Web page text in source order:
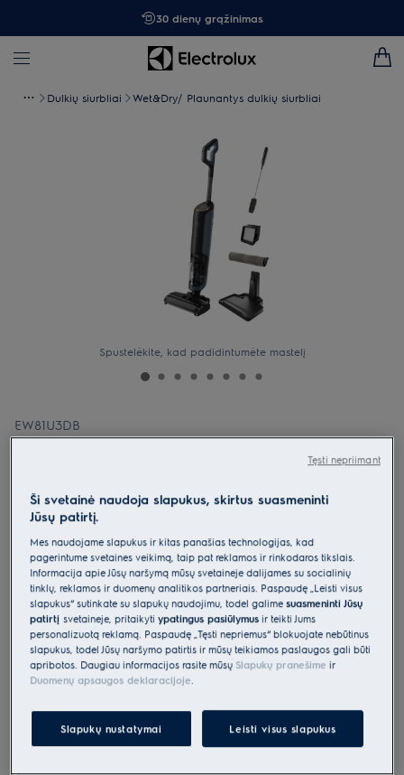
30 dienų grąžinimas
Dulkių siurbliai Wet&Dry/ Plaunantys dulkių siurbliai
Spustelėkite, kad padidintumėte mastelį
EW81U3DB
800 serijos belaidis dulkių siurblys
0 (0)
Pagrindiniai privalumai
išvalyti.
Automatiškai aptinka nešvarumus ir sureguliuoja nustatymus
Lengvai išvalykite išsiliejusius skysčius, tokius kaip, kečupą ar kavą
2023/988 pateikiami vartotojo vadove. Norėdami saugiai
Parinktys, kad pirkimo procesas būtų dar lengvesnis
Ši svetainė naudoja slapukus, skirtus suasmeninti
Jūsų patirtį.
Mes naudojame slapukus ir kitas panašias technologijas, kad
pagerintume svetainės veikimą, taip pat reklamos ir rinkodaros tikslais.
Informacija apie Jūsų naršymą mūsų svetainėje dalijamės su socialinių
tinklų, reklamos ir duomenų analitikos partneriais. Paspaudę „Leisti visus
slapukus“ sutinkate su slapukų naudojimu, todėl galimesuasmeninti Jūsų
patirtįsvetainėje, pritaikytiypatingus pasiūlymus ir teikti Jums
personalizuotą reklamą. Paspaudę „Tęsti nepriėmus“ blokuojate nebūtinus
slapukus, todėl Jūsų naršymo patirtis ir mūsų teikiamos paslaugos gali būti
apribotos. Daugiau informacijos rasite mūsų Slapukų pranešime ir
Duomenų apsaugos deklaracijoje.
Slapukų nustatymai Leisti visus slapukus
Tęsti nepriimant